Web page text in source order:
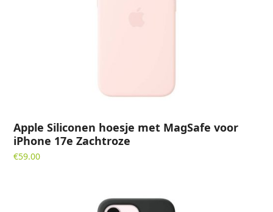
Apple Siliconen hoesje met MagSafe voor
iPhone 17e Zachtroze
€59.00